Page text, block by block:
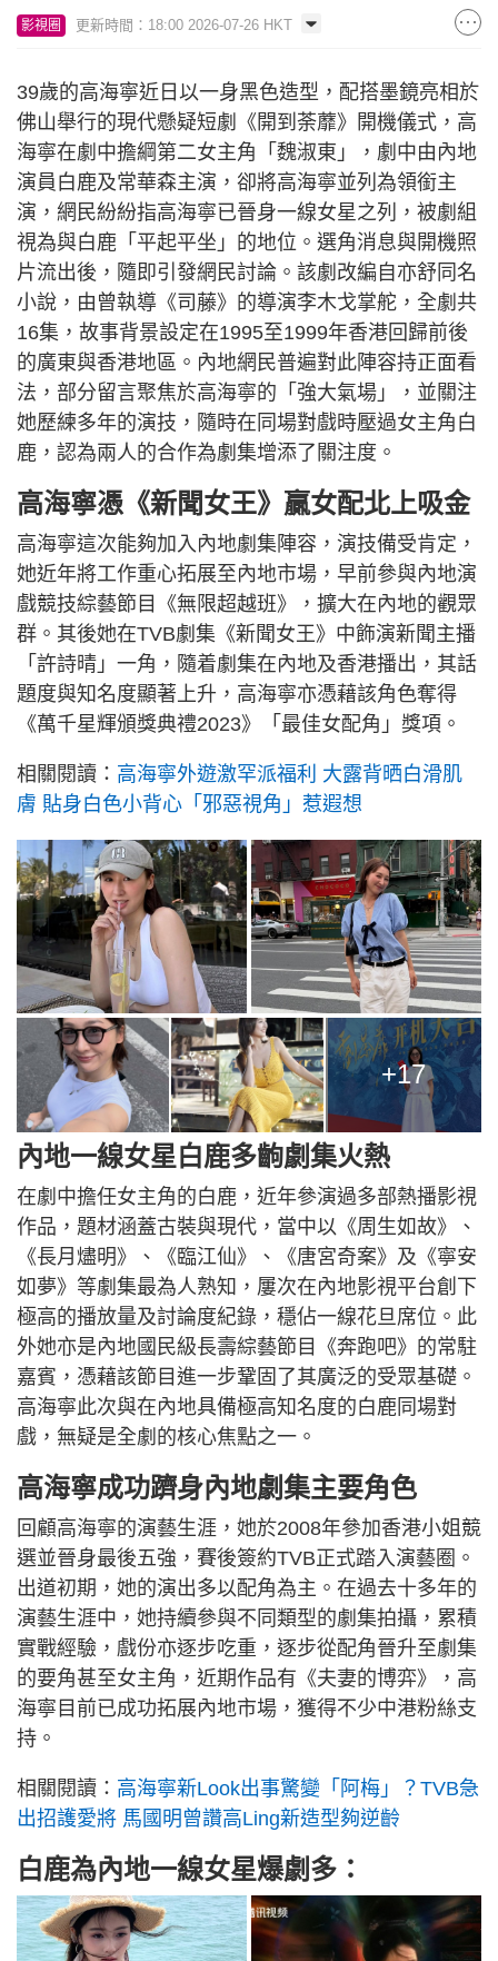
影視圈 更新時間：18:00 2026-07-26 HKT
39歲的高海寧近日以一身黑色造型，配搭墨鏡亮相於
佛山舉行的現代懸疑短劇《開到荼蘼》開機儀式，高
海寧在劇中擔綱第二女主角「魏淑東」，劇中由內地
演員白鹿及常華森主演，卻將高海寧並列為領銜主
演，網民紛紛指高海寧已晉身一線女星之列，被劇組
視為與白鹿「平起平坐」的地位。選角消息與開機照
片流出後，隨即引發網民討論。該劇改編自亦舒同名
小說，由曾執導《司藤》的導演李木戈掌舵，全劇共
16集，故事背景設定在1995至1999年香港回歸前後
的廣東與香港地區。內地網民普遍對此陣容持正面看
法，部分留言聚焦於高海寧的「強大氣場」，並關注
她歷練多年的演技，隨時在同場對戲時壓過女主角白
鹿，認為兩人的合作為劇集增添了關注度。
高海寧憑《新聞女王》贏女配北上吸金
高海寧這次能夠加入內地劇集陣容，演技備受肯定，
她近年將工作重心拓展至內地市場，早前參與內地演
戲競技綜藝節目《無限超越班》，擴大在內地的觀眾
群。其後她在TVB劇集《新聞女王》中飾演新聞主播
「許詩晴」一角，隨着劇集在內地及香港播出，其話
題度與知名度顯著上升，高海寧亦憑藉該角色奪得
《萬千星輝頒獎典禮2023》「最佳女配角」獎項。
相關閱讀： 高海寧外遊激罕派福利 大露背晒白滑肌
膚 貼身白色小背心「邪惡視角」惹遐想
+17
內地一線女星白鹿多齣劇集火熱
在劇中擔任女主角的白鹿，近年參演過多部熱播影視
作品，題材涵蓋古裝與現代，當中以《周生如故》、
《長月燼明》、《臨江仙》、《唐宮奇案》及《寧安
如夢》等劇集最為人熟知，屢次在內地影視平台創下
極高的播放量及討論度紀錄，穩佔一線花旦席位。此
外她亦是內地國民級長壽綜藝節目《奔跑吧》的常駐
嘉賓，憑藉該節目進一步鞏固了其廣泛的受眾基礎。
高海寧此次與在內地具備極高知名度的白鹿同場對
戲，無疑是全劇的核心焦點之一。
高海寧成功躋身內地劇集主要角色
回顧高海寧的演藝生涯，她於2008年參加香港小姐競
選並晉身最後五強，賽後簽約TVB正式踏入演藝圈。
出道初期，她的演出多以配角為主。在過去十多年的
演藝生涯中，她持續參與不同類型的劇集拍攝，累積
實戰經驗，戲份亦逐步吃重，逐步從配角晉升至劇集
的要角甚至女主角，近期作品有《夫妻的博弈》，高
海寧目前已成功拓展內地市場，獲得不少中港粉絲支
持。
相關閱讀： 高海寧新Look出事驚變「阿梅」？TVB急
出招護愛將 馬國明曾讚高Ling新造型夠逆齡
白鹿為內地一線女星爆劇多：